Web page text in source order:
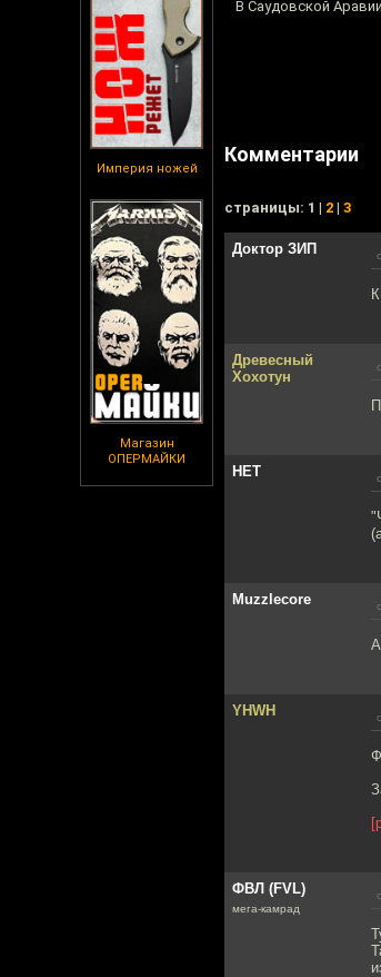
Империя ножей
Магазин
ОПЕРМАЙКИ
В Саудовской
Комментарии
cтраницы: 1 | 2 | 3
Доктор ЗИП
Древесный
Хохотун
НЕТ
Muzzlecore
YHWH
ФВЛ (FVL)
мега-камрад